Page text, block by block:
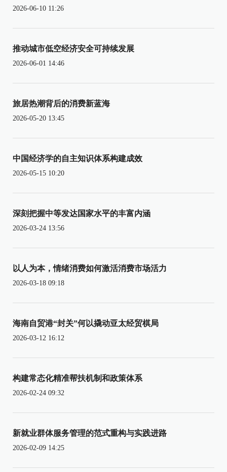
2026-06-10 11:26
推动城市低空经济安全可持续发展
2026-06-01 14:46
旅居热潮背后的消费新蓝海
2026-05-20 13:45
中国经济学的自主知识体系构建成效
2026-05-15 10:20
深刻把握中等发达国家水平的丰富内涵
2026-03-24 13:56
以人为本，情绪消费如何激活消费市场活力
2026-03-18 09:18
海南自贸港“封关”何以撬动亚太经贸棋局
2026-03-12 16:12
构建常态化精准帮扶机制和政策体系
2026-02-24 09:32
新就业群体服务管理的范式重构与实践进路
2026-02-09 14:25